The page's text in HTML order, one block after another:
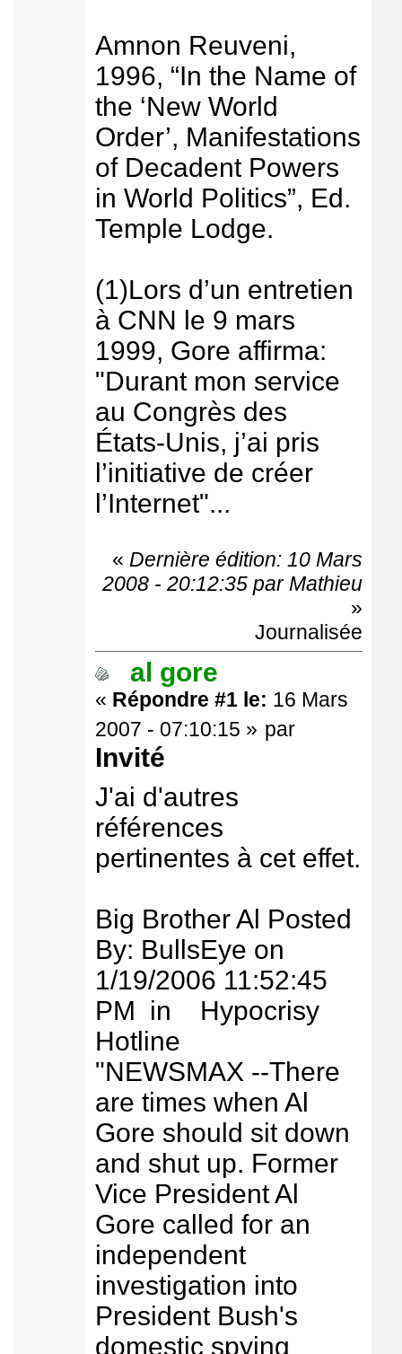
Amnon Reuveni,
1996, “In the Name of
the ‘New World
Order’, Manifestations
of Decadent Powers
in World Politics”, Ed.
Temple Lodge.
(1)Lors d’un entretien
à CNN le 9 mars
1999, Gore affirma:
"Durant mon service
au Congrès des
États-Unis, j’ai pris
l’initiative de créer
l’Internet"...
« Dernière édition: 10 Mars
2008 - 20:12:35 par Mathieu
»
Journalisée
al gore
« Répondre #1 le: 16 Mars
2007 - 07:10:15 » par
Invité
J'ai d'autres
références
pertinentes à cet effet.
Big Brother Al Posted
By: BullsEye on
1/19/2006 11:52:45
PM in Hypocrisy
Hotline
"NEWSMAX --There
are times when Al
Gore should sit down
and shut up. Former
Vice President Al
Gore called for an
independent
investigation into
President Bush's
domestic spying